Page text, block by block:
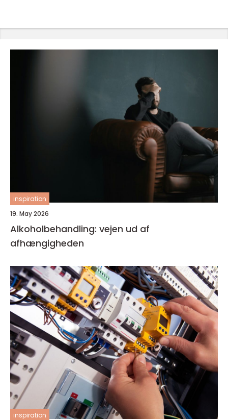
inspiration
19. May 2026
Alkoholbehandling: vejen ud af
afhængigheden
inspiration